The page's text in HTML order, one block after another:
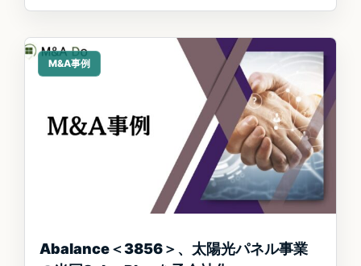
M&A事例
Abalance＜3856＞、太陽光パネル事業